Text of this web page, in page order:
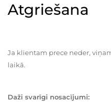
Atgriešana
Ja klientam prece neder,
laikā.
Daži svarīgi nosacījumi: